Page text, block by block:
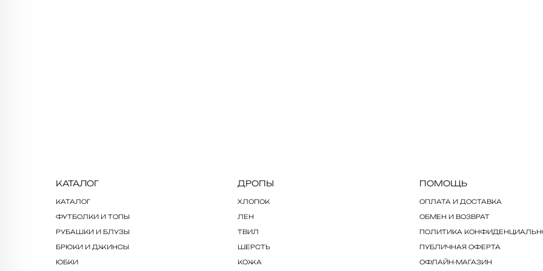
КАТАЛОГ
КАТАЛОГ
ФУТБОЛКИ И ТОПЫ
РУБАШКИ И БЛУЗЫ
БРЮКИ И ДЖИНСЫ
ЮБКИ
ДРОПЫ
ХЛОПОК
ЛЕН
ТВИЛ
ШЕРСТЬ
КОЖА
ПОМОЩЬ
ОПЛАТА И ДОСТАВКА
ОБМЕН И ВОЗВРАТ
ПОЛИТИКА
ПУБЛИЧНАЯ ОФЕРТА
ОФЛАЙН-МАГАЗИН